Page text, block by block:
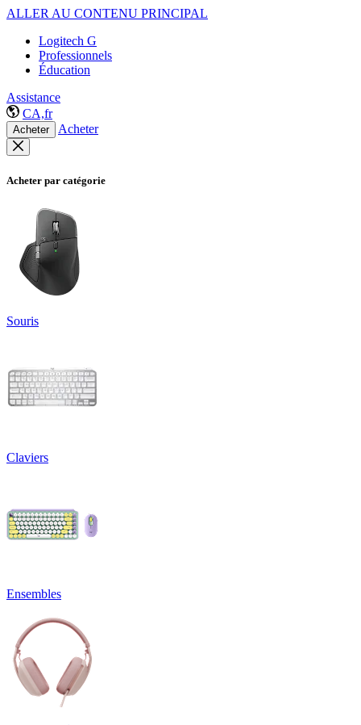
ALLER AU CONTENU PRINCIPAL
Logitech G
Professionnels
Éducation
Assistance
CA,fr
Acheter Acheter
Acheter par catégorie
Souris
Claviers
Ensembles